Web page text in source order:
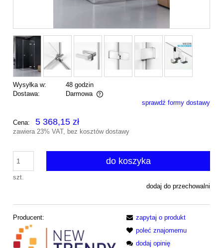
Wysyłka w:
48 godzin
Dostawa:
Darmowa
Cena nie zawiera ewentualnych kosztów płatnościsprawdź formy dostawy
Cena: 5 368,15 zł
zawiera 23% VAT, bez kosztów dostawy
szt.
do koszyka
dodaj do przechowalni
Producent:
zapytaj o produkt
poleć znajomemu
dodaj opinię